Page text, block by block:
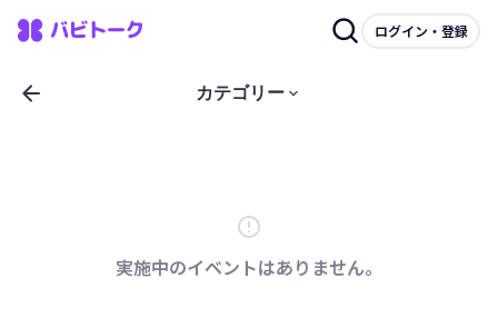
ログイン・登録
arrow_back カテゴリー keyboard_arrow_down
error
実施中のイベントはありません。